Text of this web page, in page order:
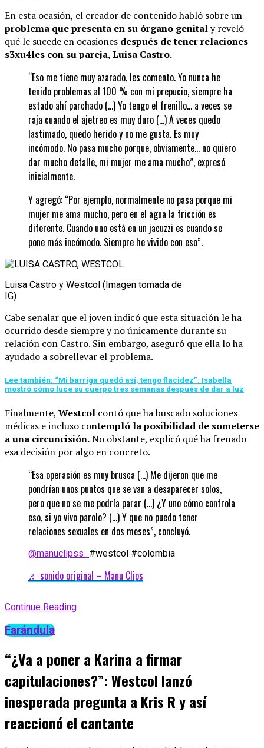
En esta ocasión, el creador de contenido habló sobre un
problema que presenta en su órgano genitaly reveló
qué le sucede en ocasiones después de tener relaciones
s3xu4les con su pareja, Luisa Castro.
“Eso me tiene muy azarado, les comento. Yo nunca he
tenido problemas al 100 % con mi prepucio, siempre ha
estado ahí parchado (…) Yo tengo el frenillo… a veces se
raja cuando el ajetreo es muy duro (…) A veces quedo
lastimado, quedo herido y no me gusta. Es muy
incómodo. No pasa mucho porque, obviamente… no quiero
dar mucho detalle, mi mujer me ama mucho”, expresó
inicialmente.
Y agregó: “Por ejemplo, normalmente no pasa porque mi
mujer me ama mucho, pero en el agua la fricción es
diferente. Cuando uno está en un jacuzzi es cuando se
pone más incómodo. Siempre he vivido con eso”.
Luisa Castro y Westcol (Imagen tomada de
IG)
Cabe señalar que el joven indicó que esta situación le ha
ocurrido desde siempre y no únicamente durante su
relación con Castro. Sin embargo, aseguró que ella lo ha
ayudado a sobrellevar el problema.
Lee también: “Mi barriga quedó así, tengo flacidez”: Isabella
mostró cómo luce su cuerpo tres semanas después de dar a luz
Finalmente, Westcol contó que ha buscado soluciones
médicas e incluso contempló la posibilidad de someterse
a una circuncisión.No obstante, explicó qué ha frenado
esa decisión por algo en concreto.
“Esa operación es muy brusca (…) Me dijeron que me
pondrían unos puntos que se van a desaparecer solos,
pero que no se me podría parar (…) ¿Y uno cómo controla
eso, si yo vivo parolo? (…) Y que no puedo tener
relaciones sexuales en dos meses”, concluyó.
@manuclipss_ #westcol #colombia
♬ sonido original – Manu Clips
Continue Reading
Farándula
“¿Va a poner a Karina a firmar
capitulaciones?”: Westcol lanzó
inesperada pregunta a Kris R y así
reaccionó el cantante